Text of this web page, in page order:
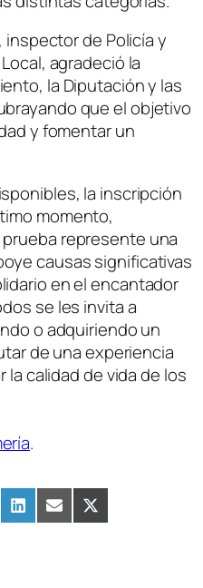
inspector de Policía y
agradeció la
la Diputación y las
que el objetivo
y fomentar un
la inscripción
momento,
represente una
causas significativas
en el encantador
se les invita a
o adquiriendo un
de una experiencia
la calidad de vida de los
.
Compartir
en
LinkedInCompartir
en
EmailCompartir
en
X
(Twitter)